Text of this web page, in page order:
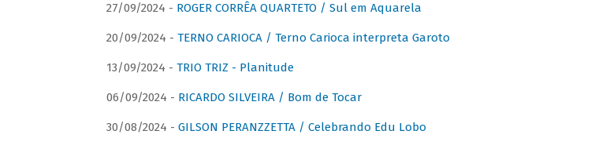
27/09/2024 - ROGER CORRÊA QUARTETO / Sul em Aquarela
20/09/2024 - TERNO CARIOCA / Terno Carioca interpreta Garoto
13/09/2024 - TRIO TRIZ - Planitude
06/09/2024 - RICARDO SILVEIRA / Bom de Tocar
30/08/2024 - GILSON PERANZZETTA / Celebrando Edu Lobo